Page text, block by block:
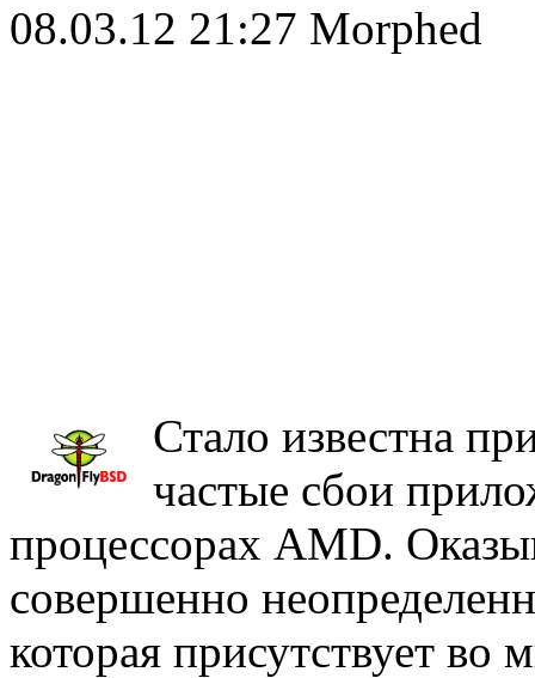
08.03.12 21:27 Morphed
Стало известна
частые сбои
процессорах AMD.
совершенно
которая присутствует